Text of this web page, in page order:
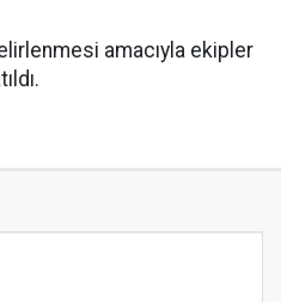
amacıyla ekipler